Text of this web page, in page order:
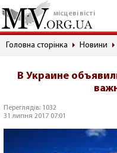
місцеві вісті
Головна сторінка Новини
В Украине
Переглядів: 1032
31 липня 2017 07:01